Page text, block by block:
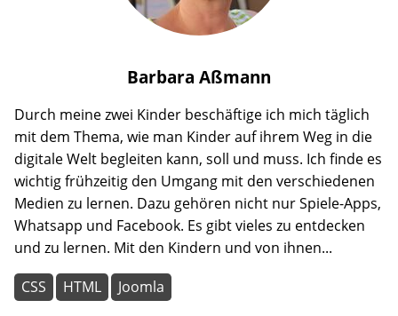
Barbara Aßmann
Durch meine zwei Kinder beschäftige ich mich täglich
mit dem Thema, wie man Kinder auf ihrem Weg in die
digitale Welt begleiten kann, soll und muss. Ich finde es
wichtig frühzeitig den Umgang mit den verschiedenen
Medien zu lernen. Dazu gehören nicht nur Spiele-Apps,
Whatsapp und Facebook. Es gibt vieles zu entdecken
und zu lernen. Mit den Kindern und von ihnen...
CSS HTML Joomla